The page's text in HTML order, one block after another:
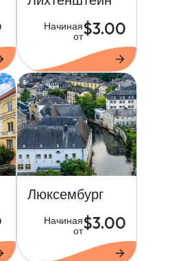
Начиная
от$3.00
Люксембург
Начиная
от$3.00